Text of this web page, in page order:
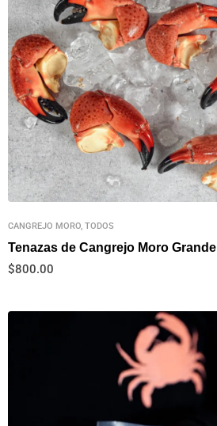
CANGREJO MORO, TODOS
Tenazas de Cangrejo Moro Grande
$800.00